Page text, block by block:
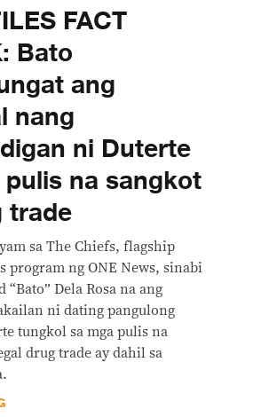
FACT
Bato
ang
nang
ni Duterte
na sangkot
trade
sa The Chiefs, flagship
program ng ONE News, sinabi
“Bato” Dela Rosa na ang
ni dating pangulong
tungkol sa mga pulis na
drug trade ay dahil sa